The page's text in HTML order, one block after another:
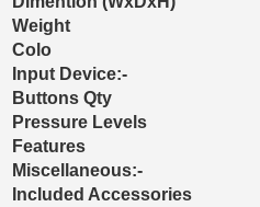
Weight
Colo
Input Device:-
Buttons Qty
Pressure Levels
Features
Miscellaneous:-
Included Accessories